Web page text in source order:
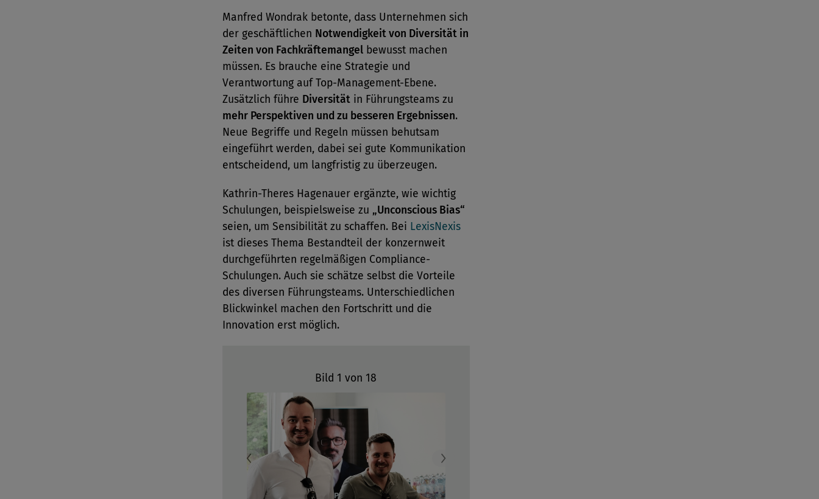
Manfred Wondrak betonte, dass Unternehmen sich
der geschäftlichen Notwendigkeit von Diversität in
Zeiten von Fachkräftemangel bewusst machen
müssen. Es brauche eine Strategie und
Verantwortung auf Top-Management-Ebene.
Zusätzlich führe Diversität in Führungsteams zu
mehr Perspektiven und zu besseren Ergebnissen.
Neue Begriffe und Regeln müssen behutsam
eingeführt werden, dabei sei gute Kommunikation
entscheidend, um langfristig zu überzeugen.
Kathrin-Theres Hagenauer ergänzte, wie wichtig
Schulungen, beispielsweise zu „Unconscious Bias“
seien, um Sensibilität zu schaffen. Bei LexisNexis
ist dieses Thema Bestandteil der konzernweit
durchgeführten regelmäßigen Compliance-
Schulungen. Auch sie schätze selbst die Vorteile
des diversen Führungsteams. Unterschiedlichen
Blickwinkel machen den Fortschritt und die
Innovation erst möglich.
Bild 2 von 18
Previous